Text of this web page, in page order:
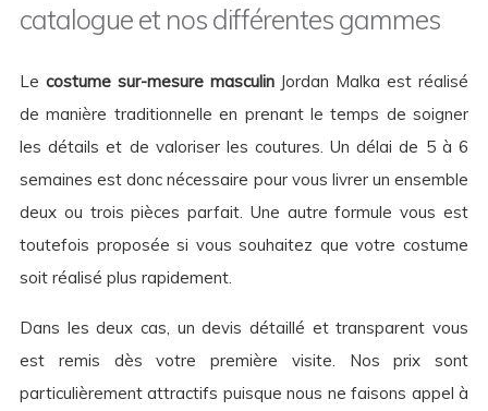
catalogue et nos différentes gammes
Le costume sur-mesure masculinJordan Malka est réalisé
de manière traditionnelle en prenant le temps de soigner
les détails et de valoriser les coutures. Un délai de 5 à 6
semaines est donc nécessaire pour vous livrer un ensemble
deux ou trois pièces parfait. Une autre formule vous est
toutefois proposée si vous souhaitez que votre costume
soit réalisé plus rapidement.
Dans les deux cas, un devis détaillé et transparent vous
est remis dès votre première visite. Nos prix sont
particulièrement attractifs puisque nous ne faisons appel à